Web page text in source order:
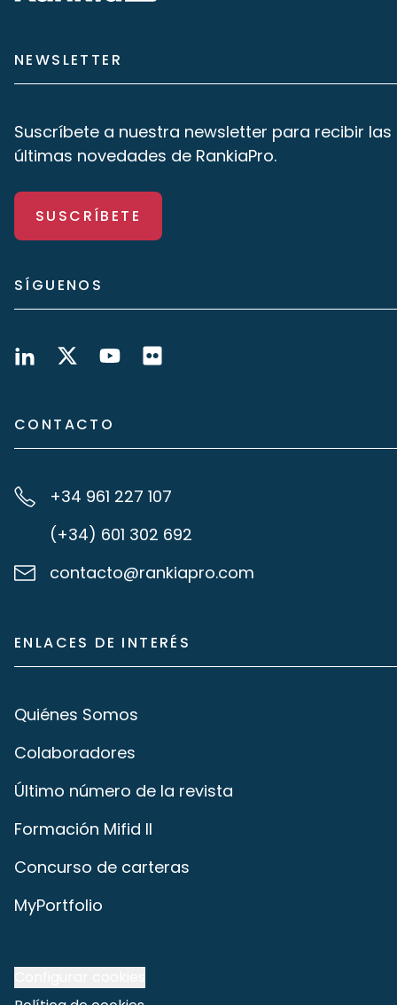
NEWSLETTER
Suscríbete a nuestra newsletter para recibir las
últimas novedades de RankiaPro.
SUSCRÍBETE
SÍGUENOS
CONTACTO
+34 961 227 107
(+34) 601 302 692
contacto@rankiapro.com
ENLACES DE INTERÉS
Quiénes Somos
Colaboradores
Último número de la revista
Formación Mifid II
Concurso de carteras
MyPortfolio